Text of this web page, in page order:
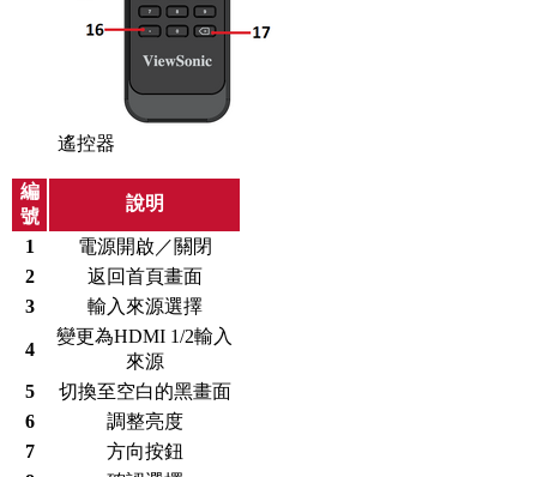
遙控器
編
號
說明
1
電源開啟／關閉
2
返回首頁畫面
3
輸入來源選擇
4
變更為HDMI 1/2輸入
來源
5
切換至空白的黑畫面
6
調整亮度
7
方向按鈕